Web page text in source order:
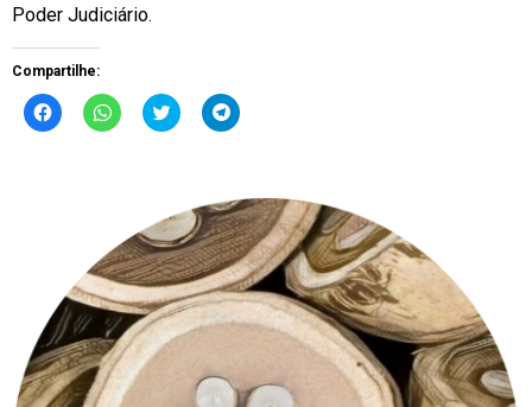
Poder Judiciário.
Compartilhe:
Clique
para
Clique
para
Clique
para
nova
janela)
Clique
para
nova
janela)